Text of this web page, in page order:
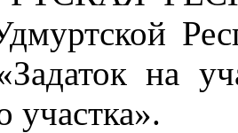
на
участка».